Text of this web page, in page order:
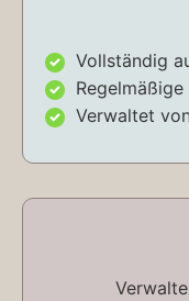
Vollständig
Verwaltet